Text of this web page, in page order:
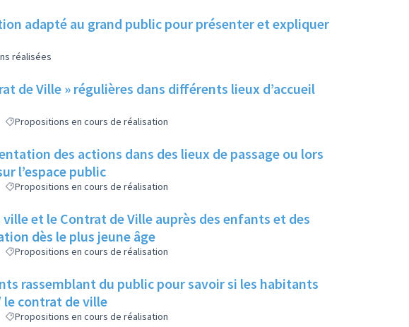
adapté au grand public pour présenter et expliquer
réalisées
de Ville » régulières dans différents lieux d’accueil
Propositions en cours de réalisation
des actions dans des lieux de passage ou lors
l’espace public
Propositions en cours de réalisation
et le Contrat de Ville auprès des enfants et des
dès le plus jeune âge
Propositions en cours de réalisation
rassemblant du public pour savoir si les habitants
le contrat de ville
Propositions en cours de réalisation